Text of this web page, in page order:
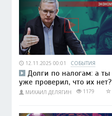
12.11.2025 00:01 СОБЫТИЯ
Долги по налогам: а ты
уже проверил, что их нет?
МИХАИЛ ДЕЛЯГИН 1179